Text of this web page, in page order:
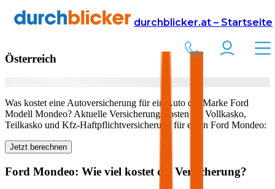
durchblicker.at – Startseite
Versicherung Autoversicherung Ford
Ford Mondeo
in
Österreich
Was kostet eine Autoversicherung für ein Auto der Marke Ford
Modell Mondeo? Aktuelle Versicherungskosten für Vollkasko,
Teilkasko und Kfz-Haftpflichtversicherung für einen Ford Mondeo:
Jetzt berechnen
Ford Mondeo: Wie viel kostet die Versicherung?